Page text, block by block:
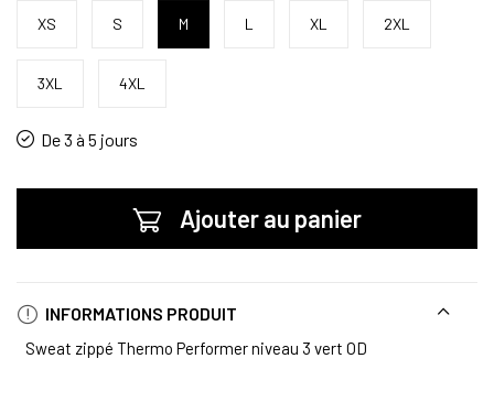
XS S M L XL 2XL
3XL 4XL
De 3 à 5 jours
Ajouter au panier
INFORMATIONS PRODUIT
Sweat zippé Thermo Performer niveau 3 vert OD